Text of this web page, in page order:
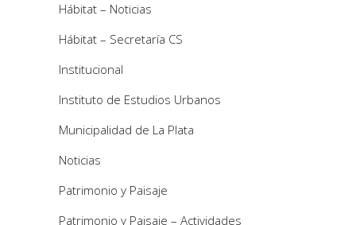
Hábitat – Noticias
Hábitat – Secretaría CS
Institucional
Instituto de Estudios Urbanos
Municipalidad de La Plata
Noticias
Patrimonio y Paisaje
Patrimonio y Paisaje – Actividades